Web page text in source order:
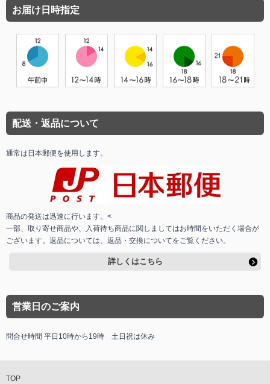
お届け日時指定
配送・返品について
通常は日本郵便を使用します。
商品の発送は迅速に行います。<
一部、取り寄せ商品や、入荷待ち商品に関しましてはお時間をいただく場合が
ございます。返品については、返品・交換についてをご覧ください。
詳しくはこちら
営業日のご案内
問合せ時間 平日10時から19時 土日祝は休み
TOP